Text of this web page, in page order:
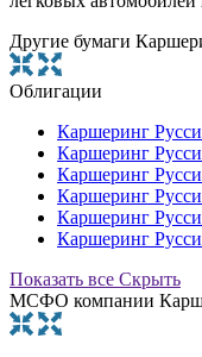
Другие бумаги
Облигации
Каршеринг
Каршеринг
Каршеринг
Каршеринг
Каршеринг
Каршеринг
Показать все Скрыть
МСФО компании